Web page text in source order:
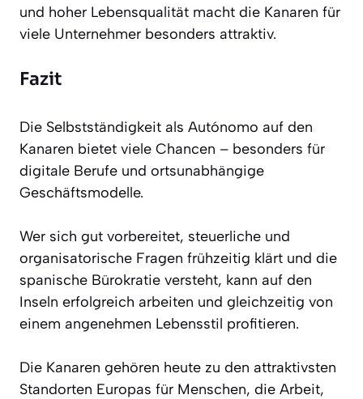
und hoher Lebensqualität macht die Kanaren für
viele Unternehmer besonders attraktiv.
Fazit
Die Selbstständigkeit als Autónomo auf den
Kanaren bietet viele Chancen – besonders für
digitale Berufe und ortsunabhängige
Geschäftsmodelle.
Wer sich gut vorbereitet, steuerliche und
organisatorische Fragen frühzeitig klärt und die
spanische Bürokratie versteht, kann auf den
Inseln erfolgreich arbeiten und gleichzeitig von
einem angenehmen Lebensstil profitieren.
Die Kanaren gehören heute zu den attraktivsten
Standorten Europas für Menschen, die Arbeit,